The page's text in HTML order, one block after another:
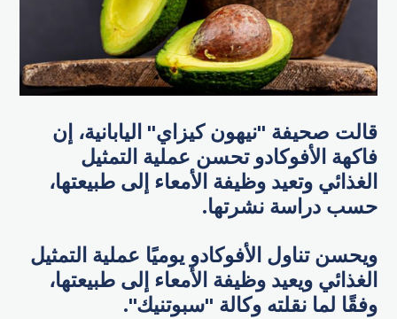
قالت صحيفة "نيهون كيزاي" اليابانية، إن
فاكهة الأفوكادو تحسن عملية التمثيل
الغذائي وتعيد وظيفة الأمعاء إلى طبيعتها،
حسب دراسة نشرتها.
ويحسن تناول الأفوكادو يوميًا عملية التمثيل
الغذائي ويعيد وظيفة الأمعاء إلى طبيعتها،
وفقًا لما نقلته وكالة "سبوتنيك".